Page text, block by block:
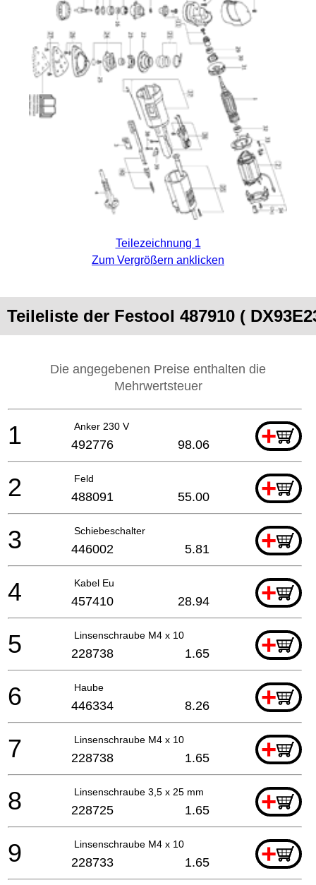
Teilezeichnung 1
Zum Vergrößern anklicken
Teileliste der Festool 487910 (
Die angegebenen Preise enthalten die
Mehrwertsteuer
Anker 230 V +
1 492776 98.06
Feld +
2 488091 55.00
Schiebeschalter +
3 446002 5.81
Kabel Eu +
4 457410 28.94
Linsenschraube M4 x 10 +
5 228738 1.65
Haube +
6 446334 8.26
Linsenschraube M4 x 10 +
7 228738 1.65
Linsenschraube 3,5 x 25 mm +
8 228725 1.65
Linsenschraube M4 x 10 +
9 228733 1.65